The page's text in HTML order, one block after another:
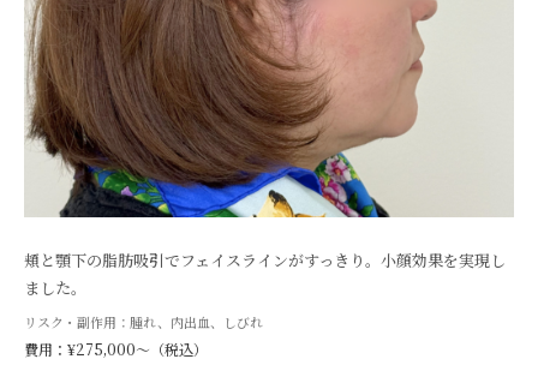
頬と顎下の脂肪吸引でフェイスラインがすっきり。小顔効果を実現し
ました。
リスク・副作用：腫れ、内出血、しびれ
費用：¥275,000〜（税込）